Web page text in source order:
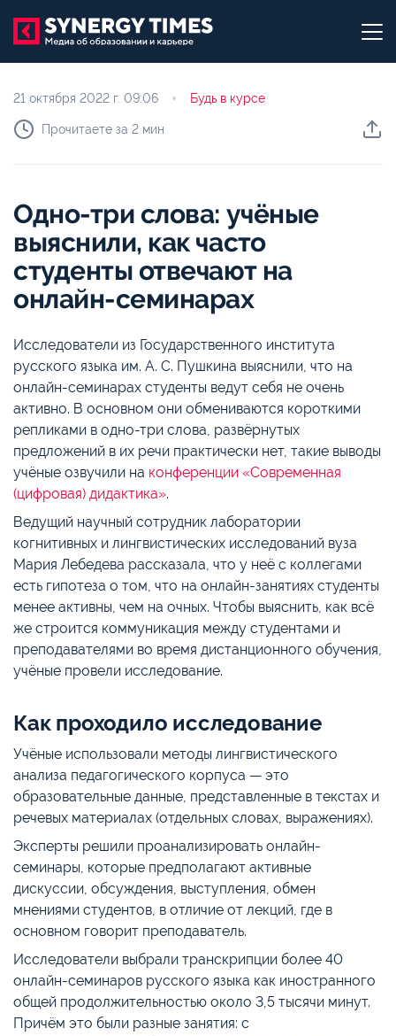
21 октября 2022 г. 09:06 Будь в курсе
Прочитаете за 2 мин
Одно-три слова: учёные
выяснили, как часто
студенты отвечают на
онлайн-семинарах
Исследователи из Государственного института
русского языка им. А. С. Пушкина выяснили, что на
онлайн-семинарах студенты ведут себя не очень
активно. В основном они обмениваются короткими
репликами в одно-три слова, развёрнутых
предложений в их речи практически нет, такие выводы
учёные озвучили на конференции «Современная
(цифровая) дидактика».
Ведущий научный сотрудник лаборатории
когнитивных и лингвистических исследований вуза
Мария Лебедева рассказала, что у неё с коллегами
есть гипотеза о том, что на онлайн-занятиях студенты
менее активны, чем на очных. Чтобы выяснить, как всё
же строится коммуникация между студентами и
преподавателями во время дистанционного обучения,
учёные провели исследование.
Как проходило исследование
Учёные использовали методы лингвистического
анализа педагогического корпуса — это
образовательные данные, представленные в текстах и
речевых материалах (отдельных словах, выражениях).
Эксперты решили проанализировать онлайн-
семинары, которые предполагают активные
дискуссии, обсуждения, выступления, обмен
мнениями студентов, в отличие от лекций, где в
основном говорит преподаватель.
Исследователи выбрали транскрипции более 40
онлайн-семинаров русского языка как иностранного
общей продолжительностью около 3,5 тысячи минут.
Причём это были разные занятия: с